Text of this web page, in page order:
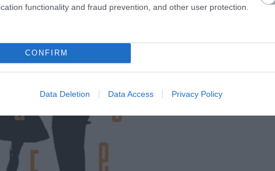
functionality and fraud prevention, and other user protection.
CONFIRM
Data Deletion Data Access Privacy Policy